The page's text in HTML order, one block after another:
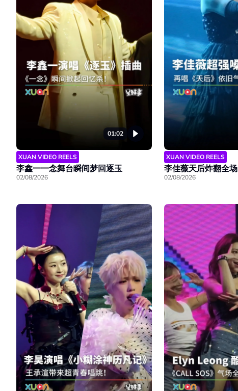
01:02
XUAN VIDEO REELS
李鑫一一念舞台瞬间梦回逐玉
02/08/2026
XUAN VIDEO REELS
李佳薇天后炸翻全场
02/08/2026